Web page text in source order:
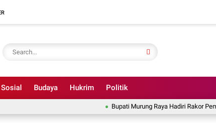
Sosial Budaya Hukrim Politik
Bupati Murung Raya Hadiri Rakor